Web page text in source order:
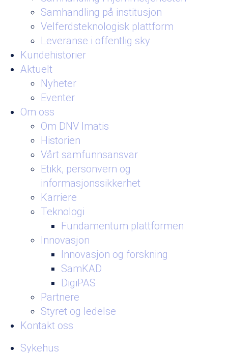
Samhandling på institusjon
Velferdsteknologisk plattform
Leveranse i offentlig sky
Kundehistorier
Aktuelt
Nyheter
Eventer
Om oss
Om DNV Imatis
Historien
Vårt samfunnsansvar
Etikk, personvern og
informasjonssikkerhet
Karriere
Teknologi
Fundamentum plattformen
Innovasjon
Innovasjon og forskning
SamKAD
DigiPAS
Partnere
Styret og ledelse
Kontakt oss
Sykehus